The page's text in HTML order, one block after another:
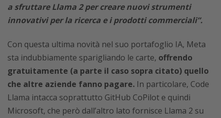
a sfruttare Llama 2 per creare nuovi strumenti
innovativi per la ricerca e i prodotti commerciali”.
Con questa ultima novità nel suo portafoglio IA, Meta
sta indubbiamente sparigliando le carte, offrendo
gratuitamente (a parte il caso sopra citato) quello
che altre aziende fanno pagare. In particolare, Code
Llama intacca soprattutto GitHub CoPilot e quindi
Microsoft, che però dall’altro lato fornisce Llama 2 su